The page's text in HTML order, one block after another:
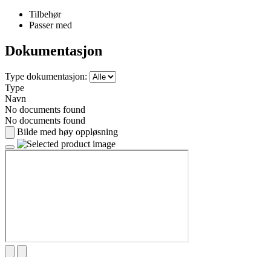
Tilbehør
Passer med
Dokumentasjon
Type dokumentasjon:
Type
Navn
No documents found
No documents found
Bilde med høy oppløsning